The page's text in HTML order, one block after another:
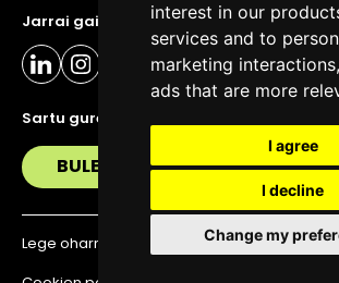
interest in our
services and to
marketing interactions,
ads that are more
I agree
I decline
Change my
Jarrai gaitzazu eguneratuta egoteko
Sartu gure buletinera
BULETIN
Lege oharra
Pribatutasun